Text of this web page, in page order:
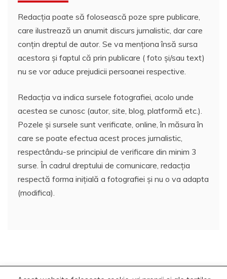
Redacția poate să folosească poze spre publicare,
care ilustrează un anumit discurs jurnalistic, dar care
conțin dreptul de autor. Se va menționa însă sursa
acestora și faptul că prin publicare ( foto și/sau text)
nu se vor aduce prejudicii persoanei respective.
Redacția va indica sursele fotografiei, acolo unde
acestea se cunosc (autor, site, blog, platformă etc.).
Pozele și sursele sunt verificate, online, în măsura în
care se poate efectua acest proces jurnalistic,
respectându-se principiul de verificare din minim 3
surse. În cadrul dreptului de comunicare, redacția
respectă forma inițială a fotografiei și nu o va adapta
(modifica).